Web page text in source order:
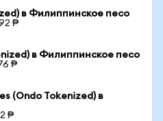
в Филиппинское песо
₱
в Филиппинское песо
₱
(Ondo Tokenized) в
₱